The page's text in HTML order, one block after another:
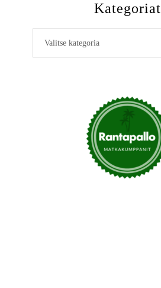
Kategoriat